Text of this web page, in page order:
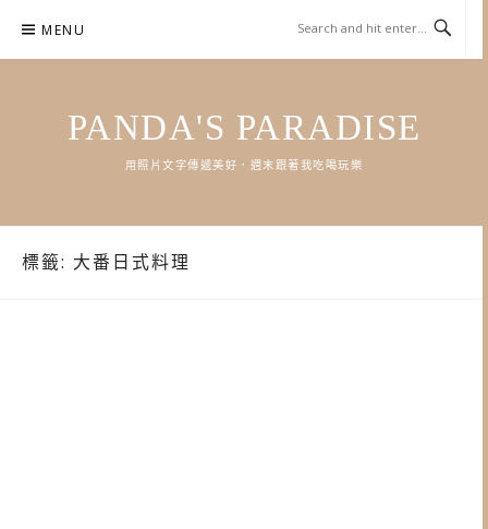
content
MENU
PANDA'S PARADISE
用照片文字傳遞美好．週末跟著我吃喝玩樂
標籤: 大番日式料理